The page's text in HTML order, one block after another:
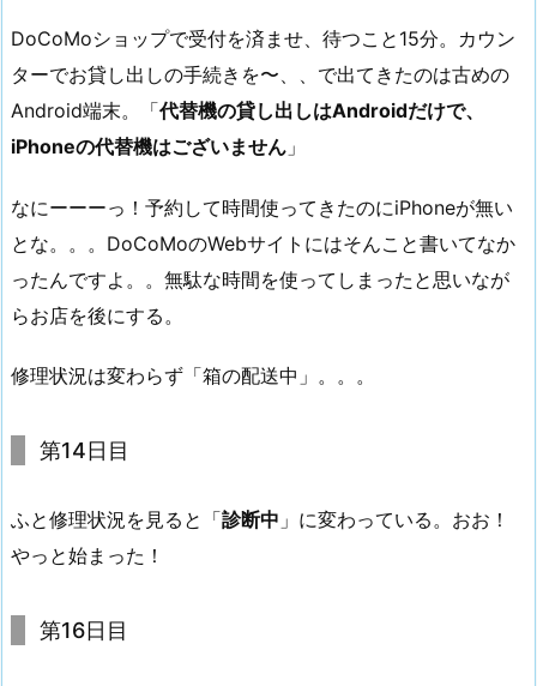
DoCoMoショップで受付を済ませ、待つこと15分。カウン
ターでお貸し出しの手続きを〜、、で出てきたのは古めの
Android端末。「代替機の貸し出しはAndroidだけで、
iPhoneの代替機はございません 」
なにーーーっ！予約して時間使ってきたのにiPhoneが無い
とな。。。DoCoMoのWebサイトにはそんこと書いてなか
ったんですよ。。無駄な時間を使ってしまったと思いなが
らお店を後にする。
修理状況は変わらず「箱の配送中」。。。
第14日目
ふと修理状況を見ると「診断中 」に変わっている。おお！
やっと始まった！
第16日目